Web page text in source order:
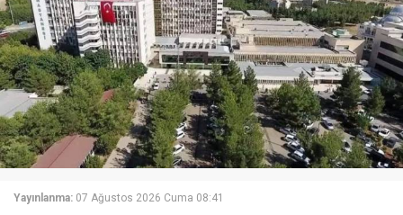
Yayınlanma: 07 Ağustos 2026 Cuma 08:41